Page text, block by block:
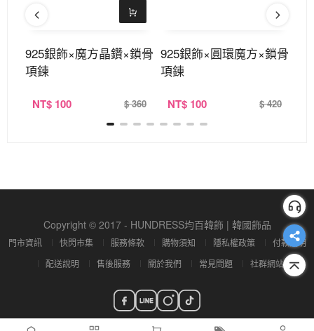
925銀飾×魔方晶鑽×鎖骨
項鍊
NT$ 100 $ 360
925銀飾×圓環魔方×鎖骨
項鍊
NT$ 100 $ 420
Copyright © 2017 - HUNDRESS均百韓飾 | 韓國飾品
門市資訊 快閃市集 服務條款 購物須知 隱私權政策
付款說明
配送說明
售後服務 關於我們 常見問題 社群網站